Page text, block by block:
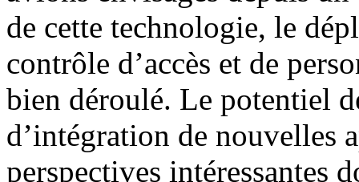
de cette technologie, le
contrôle d’accès et de
bien déroulé. Le potentiel
d’intégration de nouvelles
perspectives intéressantes